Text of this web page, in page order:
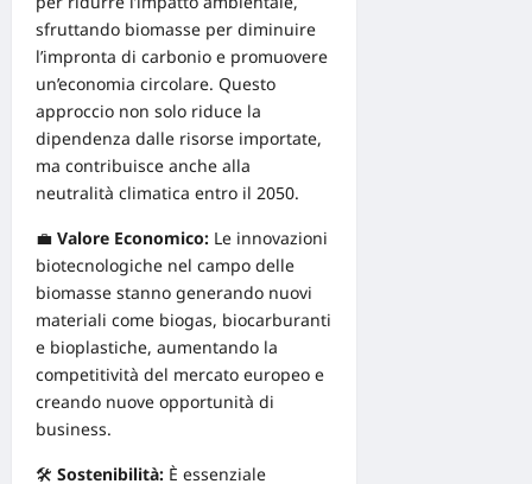
sfruttando biomasse per diminuire
l’impronta di carbonio e promuovere
un’economia circolare. Questo
approccio non solo riduce la
dipendenza dalle risorse importate,
ma contribuisce anche alla
neutralità climatica entro il 2050.
💼 Valore Economico: Le innovazioni
biotecnologiche nel campo delle
biomasse stanno generando nuovi
materiali come biogas, biocarburanti
e bioplastiche, aumentando la
competitività del mercato europeo e
creando nuove opportunità di
business.
🛠️ Sostenibilità: È essenziale